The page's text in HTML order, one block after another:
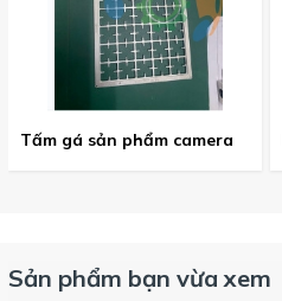
Tấm gá sản phẩm camera
Sản phẩm bạn vừa xem